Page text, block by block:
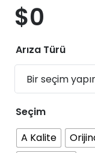
$0
Arıza Türü
Seçim
A Kalite